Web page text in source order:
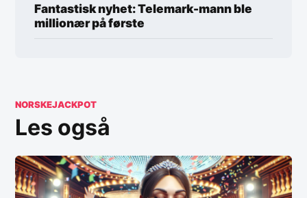
Fantastisk nyhet: Telemark-mann ble
millionær på første
NORSKEJACKPOT
Les også